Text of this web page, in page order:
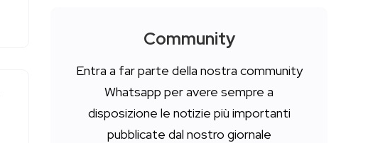
Community
Entra a far parte della nostra community
Whatsapp per avere sempre a
disposizione le notizie più importanti
pubblicate dal nostro giornale